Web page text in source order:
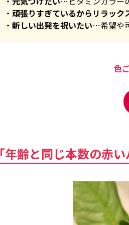
頑張りすぎているからリラック
新しい出発を祝いたい…希望や
色
「年齢と同じ本数の赤